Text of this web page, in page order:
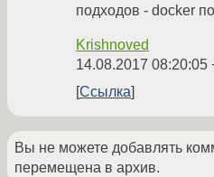
подходов - docker
Krishnoved
14.08.2017 08:20:05
Ссылка
Вы не можете добавлять
перемещена в архив.